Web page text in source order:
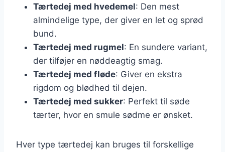
Tærtedej med hvedemel: Den mest
almindelige type, der giver en let og sprød
bund.
Tærtedej med rugmel: En sundere variant,
der tilføjer en nøddeagtig smag.
Tærtedej med fløde: Giver en ekstra
rigdom og blødhed til dejen.
Tærtedej med sukker: Perfekt til søde
tærter, hvor en smule sødme er ønsket.
Hver type tærtedej kan bruges til forskellige